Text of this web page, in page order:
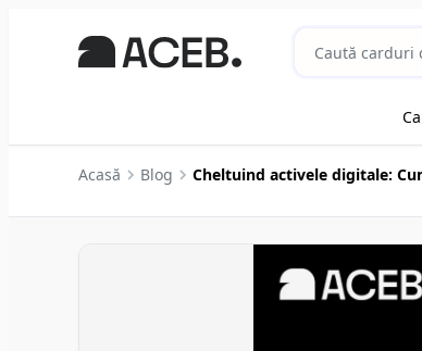
Acasă Blog Cheltuind activele digitale: